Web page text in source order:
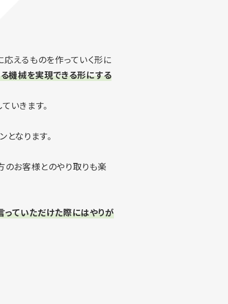
えるものを作っていく形に
機械を実現できる形にする
いきます。
なります。
のお客様とのやり取りも楽
っていただけた際にはやりが